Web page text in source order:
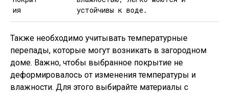
ия
устойчивы к воде.
Также необходимо учитывать температурные
перепады, которые могут возникать в загородном
доме. Важно, чтобы выбранное покрытие не
деформировалось от изменения температуры и
влажности. Для этого выбирайте материалы с